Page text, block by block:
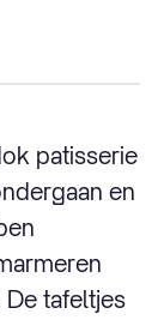
patisserie
en
tafeltjes